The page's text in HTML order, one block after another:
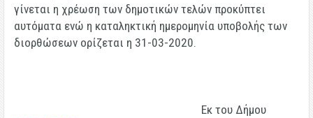
γίνεται η χρέωση των δημοτικών τελών προκύπτει
αυτόματα ενώ η καταληκτική ημερομηνία υποβολής των
διορθώσεων ορίζεται η 31-03-2020.
Εκ του Δήμου